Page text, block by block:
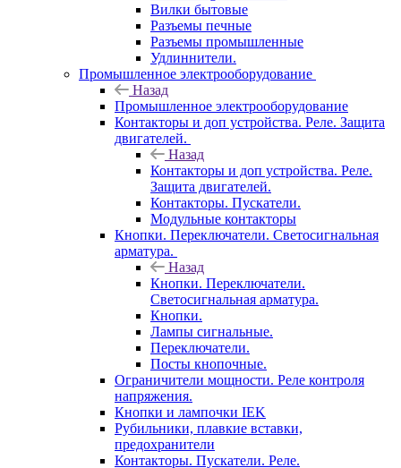
Вилки бытовые
Разъемы печные
Разъемы промышленные
Удлиннители.
Промышленное электрооборудование
Назад
Промышленное электрооборудование
Контакторы и доп устройства. Реле. Защита
двигателей.
Назад
Контакторы и доп устройства. Реле.
Защита двигателей.
Контакторы. Пускатели.
Модульные контакторы
Кнопки. Переключатели. Светосигнальная
арматура.
Назад
Кнопки. Переключатели.
Светосигнальная арматура.
Кнопки.
Лампы сигнальные.
Переключатели.
Посты кнопочные.
Ограничители мощности. Реле контроля
напряжения.
Кнопки и лампочки IEK
Рубильники, плавкие вставки,
предохранители
Контакторы. Пускатели. Реле.